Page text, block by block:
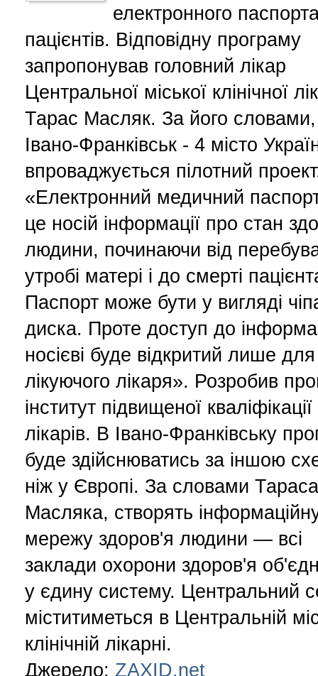
електронного
пацієнтів. Відповідну програму
запропонував головний лікар
Центральної міської клінічної
Тарас Масляк. За його словами,
Івано-Франківськ - 4 місто
впроваджується пілотний
«Електронний медичний
це носій інформації про стан
людини, починаючи від
утробі матері і до смерті
Паспорт може бути у вигляді
диска. Проте доступ до
носієві буде відкритий лише для
лікуючого лікаря». Розробив
інститут підвищеної кваліфікації
лікарів. В Івано-Франківську
буде здійснюватись за іншою
ніж у Європі. За словами Тараса
Масляка, створять
мережу здоров'я людини — всі
заклади охорони здоров'я
у єдину систему. Центральний
міститиметься в Центральній
клінічній лікарні.
Джерело: ZAXID.net